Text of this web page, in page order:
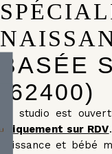
BASÉE
(62400)
Le studio est
uniquement sur RDV
naissance et bébé